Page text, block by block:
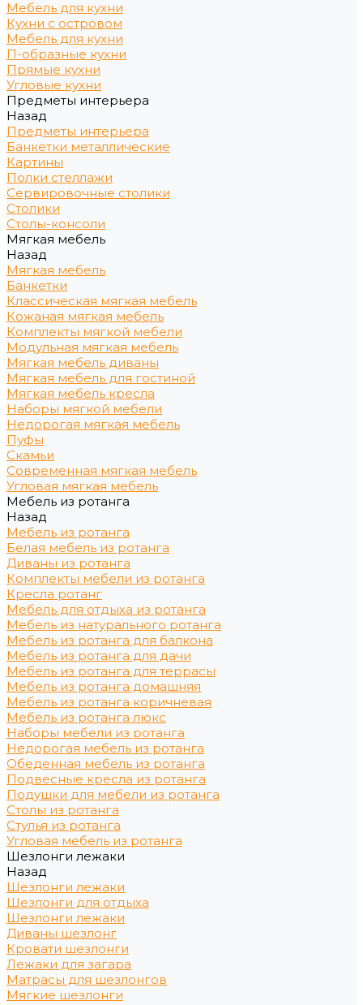
Мебель для кухни
Кухни с островом
Мебель для кухни
П-образные кухни
Прямые кухни
Угловые кухни
Предметы интерьера
Назад
Предметы интерьера
Банкетки металлические
Картины
Полки стеллажи
Сервировочные столики
Столики
Столы-консоли
Мягкая мебель
Назад
Мягкая мебель
Банкетки
Классическая мягкая мебель
Кожаная мягкая мебель
Комплекты мягкой мебели
Модульная мягкая мебель
Мягкая мебель диваны
Мягкая мебель для гостиной
Мягкая мебель кресла
Наборы мягкой мебели
Недорогая мягкая мебель
Пуфы
Скамьи
Современная мягкая мебель
Угловая мягкая мебель
Мебель из ротанга
Назад
Мебель из ротанга
Белая мебель из ротанга
Диваны из ротанга
Комплекты мебели из ротанга
Кресла ротанг
Мебель для отдыха из ротанга
Мебель из натурального ротанга
Мебель из ротанга для балкона
Мебель из ротанга для дачи
Мебель из ротанга для террасы
Мебель из ротанга домашняя
Мебель из ротанга коричневая
Мебель из ротанга люкс
Наборы мебели из ротанга
Недорогая мебель из ротанга
Обеденная мебель из ротанга
Подвесные кресла из ротанга
Подушки для мебели из ротанга
Столы из ротанга
Стулья из ротанга
Угловая мебель из ротанга
Шезлонги лежаки
Назад
Шезлонги лежаки
Шезлонги для отдыха
Шезлонги лежаки
Диваны шезлонг
Кровати шезлонги
Лежаки для загара
Матрасы для шезлонгов
Мягкие шезлонги